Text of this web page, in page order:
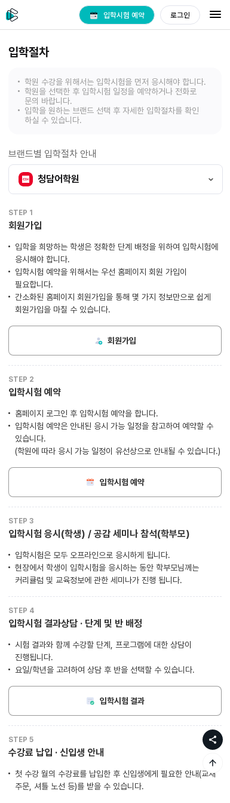
입학시험 예약 로그인
입학절차
학원 수강을 위해서는 입학시험을 먼저 응시 해야 합니다.
학원을 선택한 후 입학시험 일정을 예약하거나 전화로
문의 바랍니다.
입학을 원하는 브랜드 선택 후 자세한 입학절차를 확인
하실 수 있습니다.
브랜드별 입학절차 안내
청담어학원
STEP 1
회원가입
입학을 희망하는 학생은 정확한 단계 배정을 위하여 입학시험에
응시해야 합니다.
입학시험 예약을 위해서는 우선 홈페이지 회원 가입이
필요합니다.
간소화된 홈페이지 회원가입을 통해 몇 가지 정보만으로 쉽게
회원가입을 마칠 수 있습니다.
회원가입
STEP 2
입학시험 예약
홈페이지 로그인 후 입학시험 예약을 합니다.
입학시험 예약은 안내된 응시 가능 일정을 참고하여 예약할 수
있습니다.
(학원에 따라 응시 가능 일정이 유선상으로 안내될 수 있습니다.)
입학시험 예약
STEP 3
입학시험 응시(학생) / 공감 세미나 참석(학부모)
입학시험은 모두 오프라인으로 응시하게 됩니다.
현장에서 학생이 입학시험을 응시하는 동안 학부모님께는
커리큘럼 및 교육정보에 관한 세미나가 진행 됩니다.
STEP 4
입학시험 결과상담 · 단계 및 반 배정
시험 결과와 함께 수강할 단계, 프로그램에 대한 상담이
진행됩니다.
요일/학년을 고려하여 상담 후 반을 선택할 수 있습니다.
입학시험 결과
STEP 5
수강료 납입 · 신입생 안내
첫 수강 월의 수강료를 납입한 후 신입생에게 필요한 안내(교재
주문, 셔틀 노선 등)를 받을 수 있습니다.